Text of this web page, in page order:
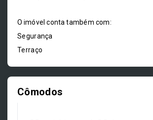
O imóvel conta também com:
Segurança
Terraço
Cômodos